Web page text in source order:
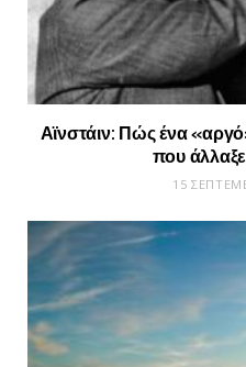
Αϊνστάιν: Πώς ένα
που
15